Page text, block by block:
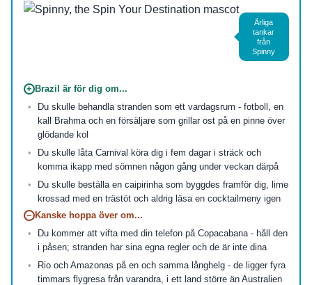
Ärliga
tankar
från
Spinny
+ Brazil är för dig om...
Du skulle behandla stranden som ett vardagsrum - fotboll, en
kall Brahma och en försäljare som grillar ost på en pinne över
glödande kol
Du skulle låta Carnival köra dig i fem dagar i sträck och
komma ikapp med sömnen någon gång under veckan därpå
Du skulle beställa en caipirinha som byggdes framför dig, lime
krossad med en trästöt och aldrig läsa en cocktailmeny igen
− Kanske hoppa över om...
Du kommer att vifta med din telefon på Copacabana - håll den
i påsen; stranden har sina egna regler och de är inte dina
Rio och Amazonas på en och samma långhelg - de ligger fyra
timmars flygresa från varandra, i ett land större än Australien